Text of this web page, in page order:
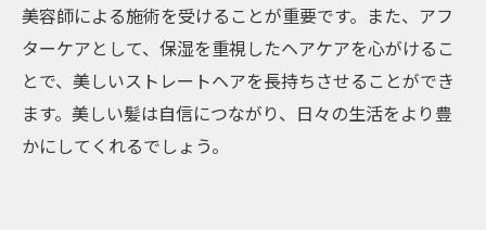
美容師による施術を受けることが重要です。また、アフ
ターケアとして、保湿を重視したヘアケアを心がけるこ
とで、美しいストレートヘアを長持ちさせることができ
ます。美しい髪は自信につながり、日々の生活をより豊
かにしてくれるでしょう。